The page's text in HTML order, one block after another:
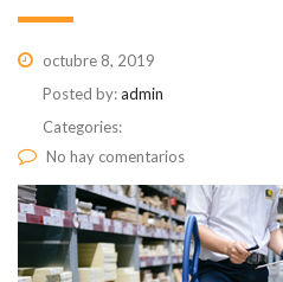
octubre 8, 2019
Posted by:admin
Categories:
No hay comentarios